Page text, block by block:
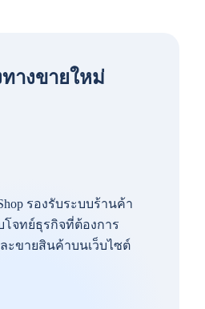
างขายใหม่
รองรับระบบร้านค้า
จทย์ธุรกิจที่ต้องการ
ะขายสินค้าบนเว็บไซต์